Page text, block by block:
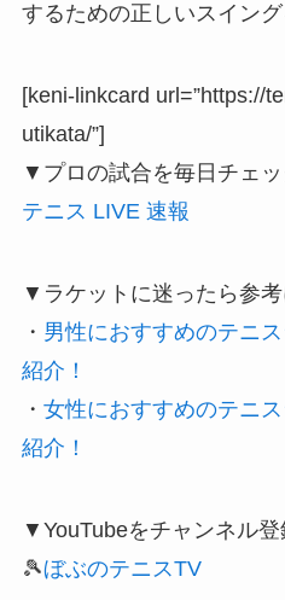
するための正しいスイング
[keni-linkcard url=”https://
utikata/”]
▼プロの試合を毎日チェ
テニス LIVE 速報
▼ラケットに迷ったら参考
・ 男性におすすめのテニ
紹介！
・ 女性におすすめのテニ
紹介！
▼YouTubeをチャンネル登
🎾ぼぶのテニスTV